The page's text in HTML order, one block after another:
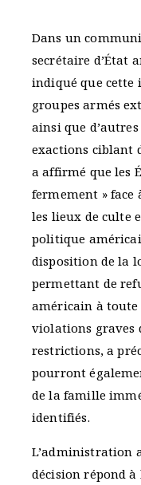
Dans un
secrétaire d’État
indiqué que
groupes armés
ainsi que
exactions ciblant
a affirmé que les
fermement » face
les lieux de culte
politique
disposition de la
permettant de
américain à toute
violations graves
restrictions, a
pourront
de la famille
identifiés.
L’administration
décision répond à